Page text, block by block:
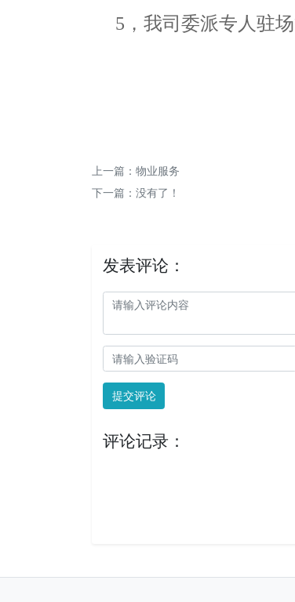
5，我司委派专人驻场
上一篇： 物业服务
下一篇：没有了！
发表评论：
提交评论
评论记录：